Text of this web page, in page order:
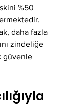
%50
daha fazla
zindeliğe
güvenle